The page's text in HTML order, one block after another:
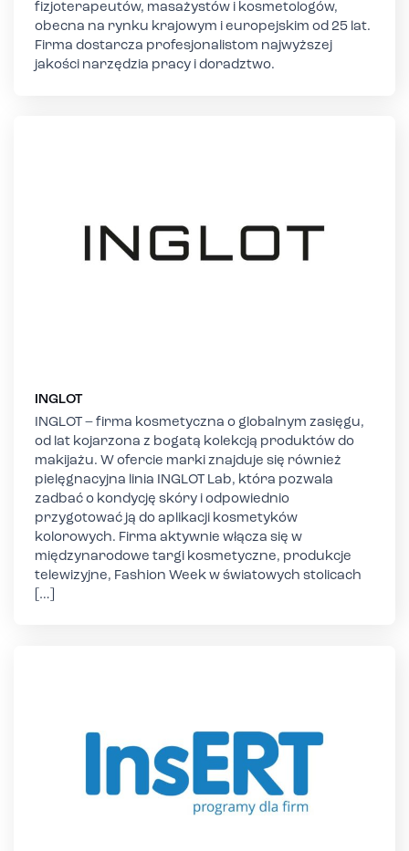
fizjoterapeutów, masażystów i kosmetologów,
obecna na rynku krajowym i europejskim od 25 lat.
Firma dostarcza profesjonalistom najwyższej
jakości narzędzia pracy i doradztwo.
INGLOT
INGLOT – firma kosmetyczna o globalnym zasięgu,
od lat kojarzona z bogatą kolekcją produktów do
makijażu. W ofercie marki znajduje się również
pielęgnacyjna linia INGLOT Lab, która pozwala
zadbać o kondycję skóry i odpowiednio
przygotować ją do aplikacji kosmetyków
kolorowych. Firma aktywnie włącza się w
międzynarodowe targi kosmetyczne, produkcje
telewizyjne, Fashion Week w światowych stolicach
[…]